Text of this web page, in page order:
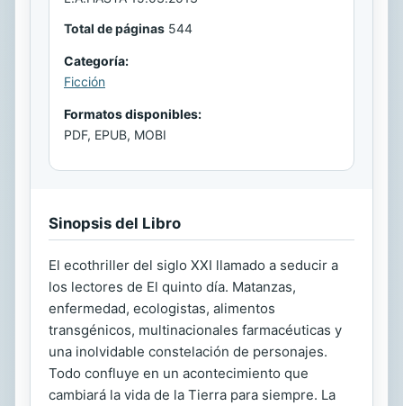
Total de páginas 544
Categoría:
Ficción
Formatos disponibles:
PDF, EPUB, MOBI
Sinopsis del Libro
El ecothriller del siglo XXI llamado a seducir a
los lectores de El quinto día. Matanzas,
enfermedad, ecologistas, alimentos
transgénicos, multinacionales farmacéuticas y
una inolvidable constelación de personajes.
Todo confluye en un acontecimiento que
cambiará la vida de la Tierra para siempre. La